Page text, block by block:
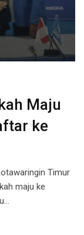
Maju
ke
Timur
maju ke